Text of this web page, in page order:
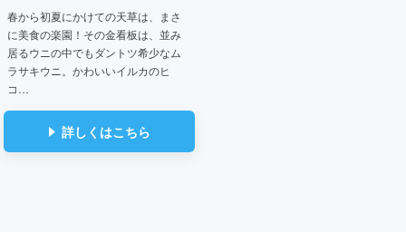
春から初夏にかけての天草は、まさ
に美食の楽園！その金看板は、並み
居るウニの中でもダントツ希少なム
ラサキウニ。かわいいイルカのヒ
コ…
詳しくはこちら